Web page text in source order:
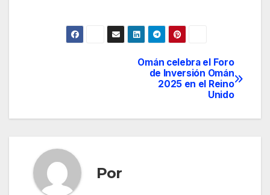
entradas
Omán celebra el Foro
de Inversión Omán
2025 en el Reino
Unido
Por